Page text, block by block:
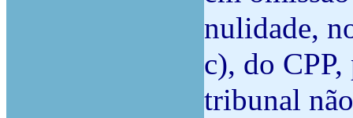
nulidade,
c), do CPP,
tribunal